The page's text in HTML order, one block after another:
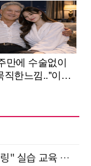
현업에서 바로 쓰는 "하네스 엔지니어링" 실습 교육 워크숍 8월 20일 개최